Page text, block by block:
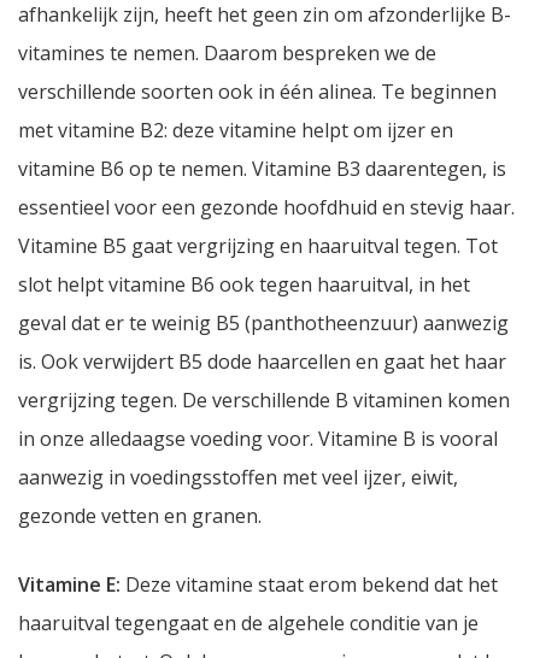
afhankelijk zijn, heeft het geen zin om afzonderlijke B-
vitamines te nemen. Daarom bespreken we de
verschillende soorten ook in één alinea. Te beginnen
met vitamine B2: deze vitamine helpt om ijzer en
vitamine B6 op te nemen. Vitamine B3 daarentegen, is
essentieel voor een gezonde hoofdhuid en stevig haar.
Vitamine B5 gaat vergrijzing en haaruitval tegen. Tot
slot helpt vitamine B6 ook tegen haaruitval, in het
geval dat er te weinig B5 (panthotheenzuur) aanwezig
is. Ook verwijdert B5 dode haarcellen en gaat het haar
vergrijzing tegen. De verschillende B vitaminen komen
in onze alledaagse voeding voor. Vitamine B is vooral
aanwezig in voedingsstoffen met veel ijzer, eiwit,
gezonde vetten en granen.
Vitamine E: Deze vitamine staat erom bekend dat het
haaruitval tegengaat en de algehele conditie van je